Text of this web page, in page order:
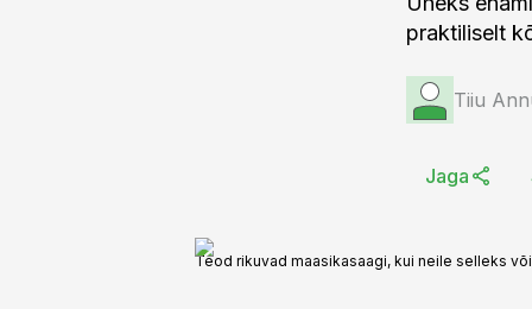
praktiliselt
Tiiu
Jaga
Teod rikuvad maasikasaagi, kui neile selleks